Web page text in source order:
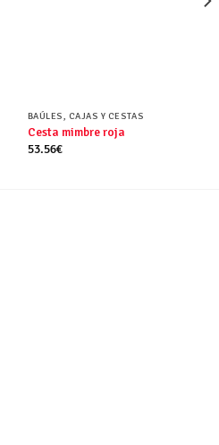
BAÚLES, CAJAS Y CESTAS
Cesta mimbre roja
53.56€